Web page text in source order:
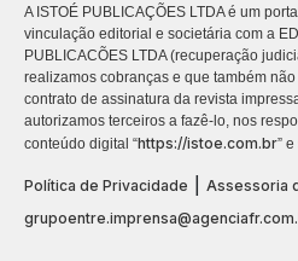
A ISTOÉ PUBLICAÇÕES LTDA é um
vinculação editorial e societária com a
PUBLICACÕES LTDA (recuperação
realizamos cobranças e que também
contrato de assinatura da revista
autorizamos terceiros a fazê-lo, nos
conteúdo digital “https://istoe.com.br”
Política de Privacidade
Assessoria